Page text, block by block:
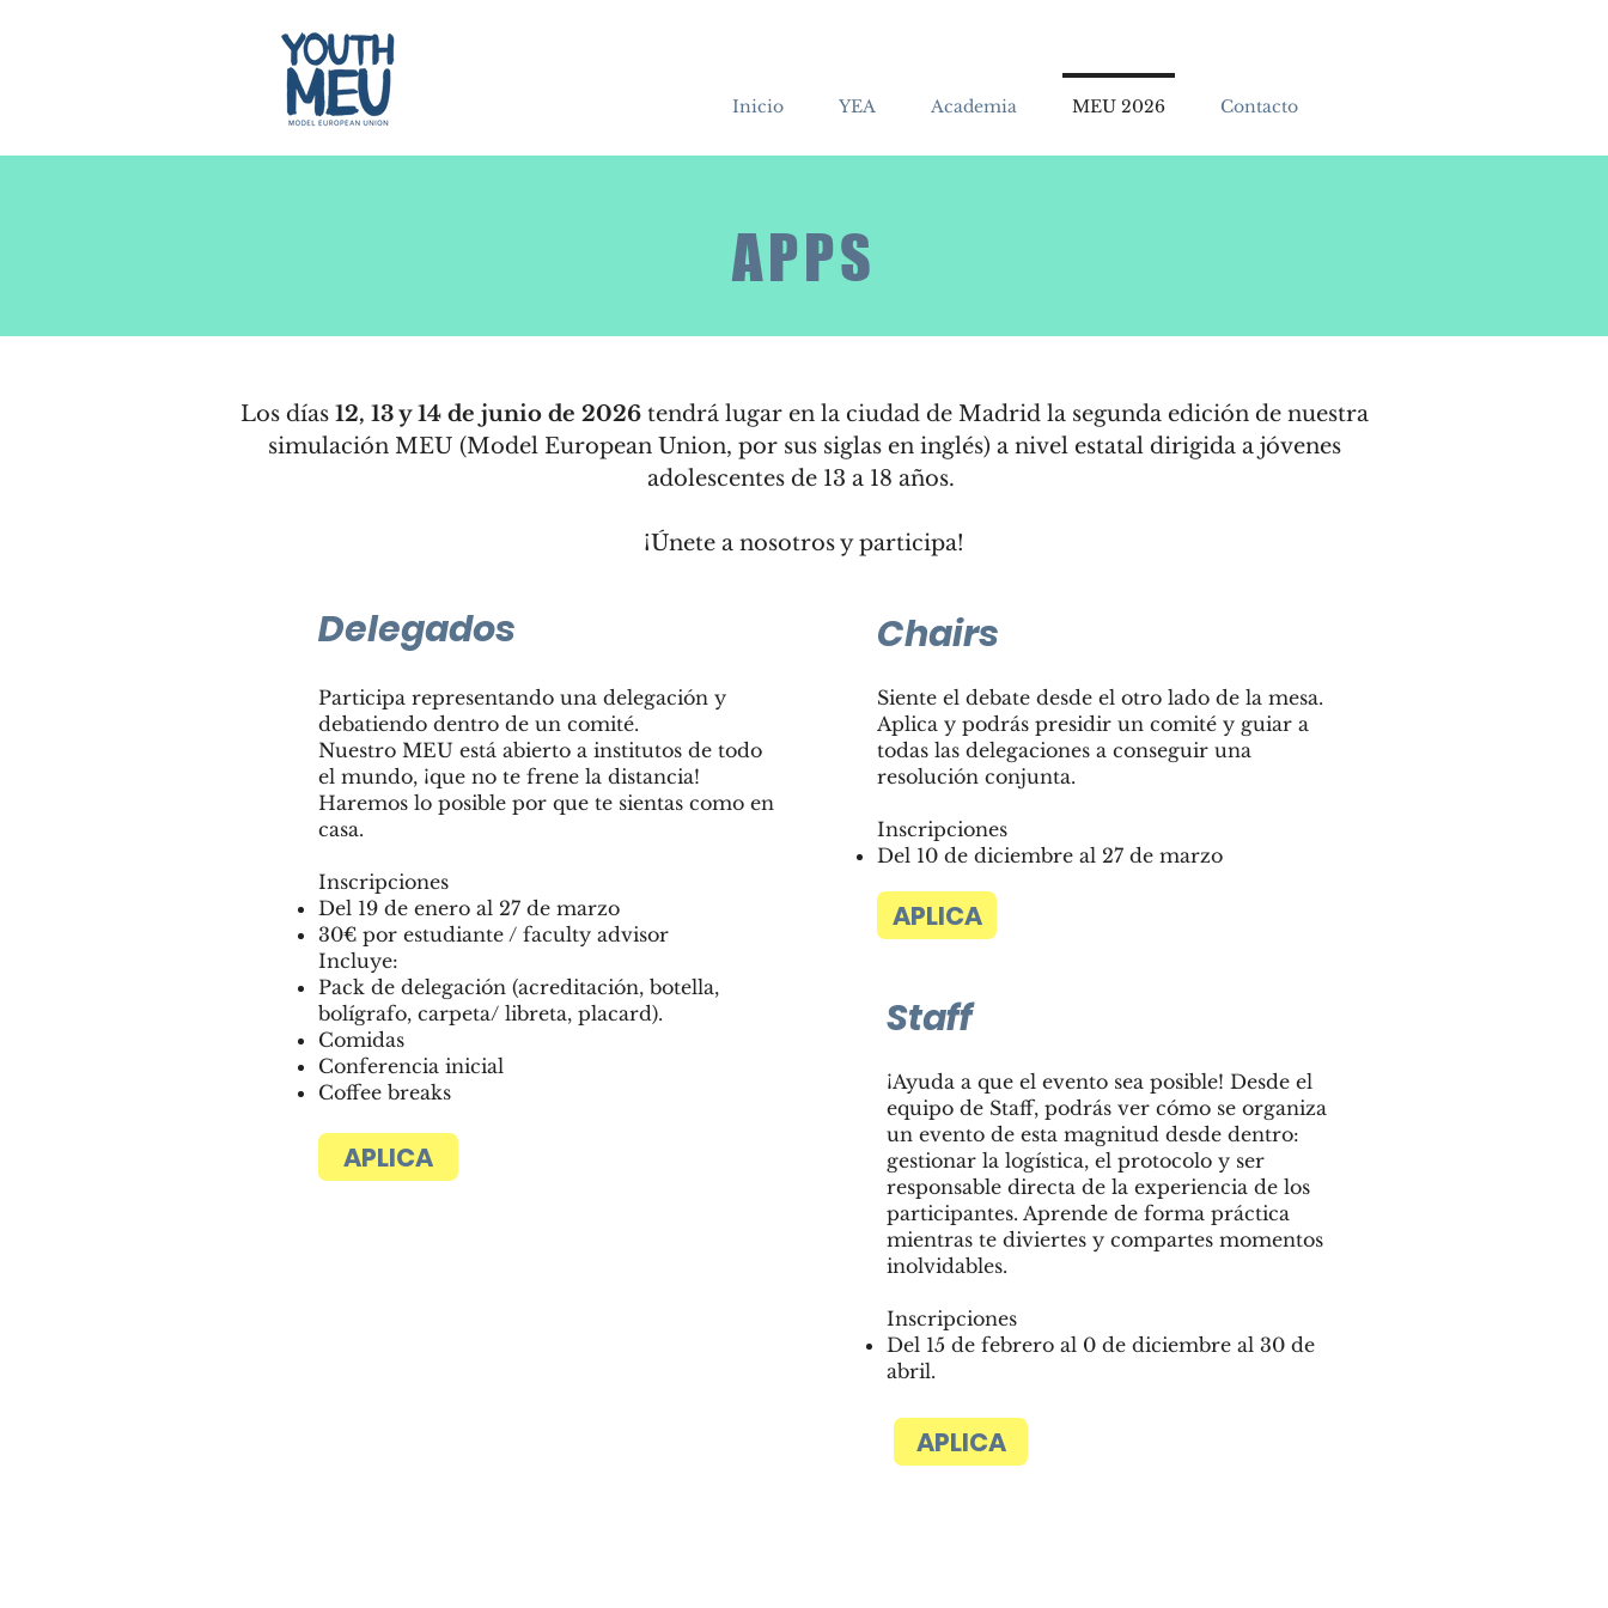
Inicio YEA Academia MEU 2026 Contacto
APPS
Los días 12, 13 y 14 de junio de 2026tendrá lugar en la ciudad de Madrid la segunda edición de nuestra
simulación MEU (Model European Union, por sus siglas en inglés) a nivel estatal dirigida a jóvenes
adolescentes de 13 a 18 años.
¡Únete a nosotros y participa!
Delegados
Participa representando una delegación y
debatiendo dentro de un comité.
Nuestro MEU está abierto a institutos de todo
el mundo, ¡que no te frene la distancia!
Haremos lo posible por que te sientas como en
casa.
Inscripciones
Del 19 de enero al 27 de marzo
30€ por estudiante / faculty advisor
Incluye:
Pack de delegación (acreditación, botella,
bolígrafo, carpeta/ libreta, placard).
Comidas
Conferencia inicial
Coffee breaks
APLICA
Chairs
Siente el debate desde el otro lado de la mesa.
Aplica y podrás presidir un comité y guiar a
todas las delegaciones a conseguir una
resolución conjunta.
Inscripciones
Del 10 de diciembre al 27 de marzo
APLICA
Staff
¡Ayuda a que el evento sea posible! Desde el
equipo de Staff, podrás ver cómo se organiza
un evento de esta magnitud desde dentro:
gestionar la logística, el protocolo y ser
responsable directa de la experiencia de los
participantes. Aprende de forma práctica
mientras te diviertes y compartes momentos
inolvidables.
Inscripciones
Del 15 de febrero al 0 de diciembre al 30 de
abril.
APLICA